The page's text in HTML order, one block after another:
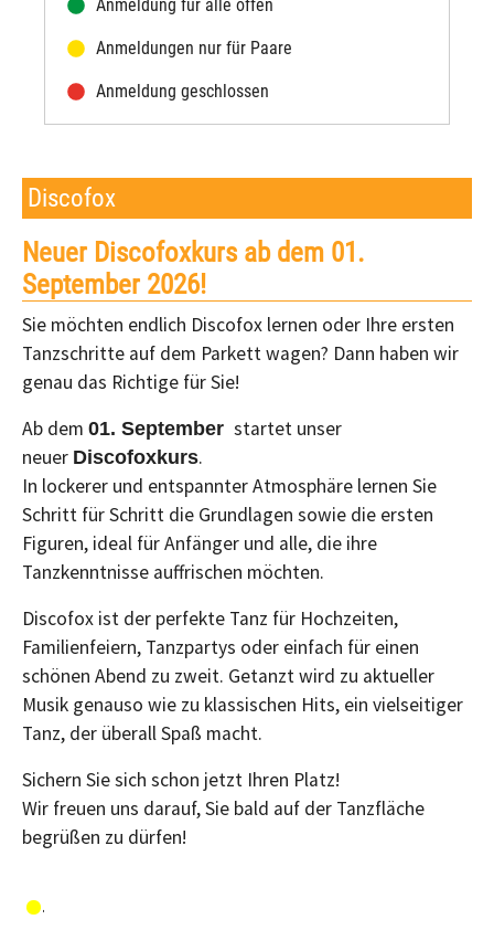
Anmeldung für alle offen
Anmeldungen nur für Paare
Anmeldung geschlossen
Discofox
Neuer Discofoxkurs ab dem 01.
September 2026!
Sie möchten endlich Discofox lernen oder Ihre ersten
Tanzschritte auf dem Parkett wagen? Dann haben wir
genau das Richtige für Sie!
Ab dem 01. September startet unser
neuer Discofoxkurs.
In lockerer und entspannter Atmosphäre lernen Sie
Schritt für Schritt die Grundlagen sowie die ersten
Figuren, ideal für Anfänger und alle, die ihre
Tanzkenntnisse auffrischen möchten.
Discofox ist der perfekte Tanz für Hochzeiten,
Familienfeiern, Tanzpartys oder einfach für einen
schönen Abend zu zweit. Getanzt wird zu aktueller
Musik genauso wie zu klassischen Hits, ein vielseitiger
Tanz, der überall Spaß macht.
Sichern Sie sich schon jetzt Ihren Platz!
Wir freuen uns darauf, Sie bald auf der Tanzfläche
begrüßen zu dürfen!